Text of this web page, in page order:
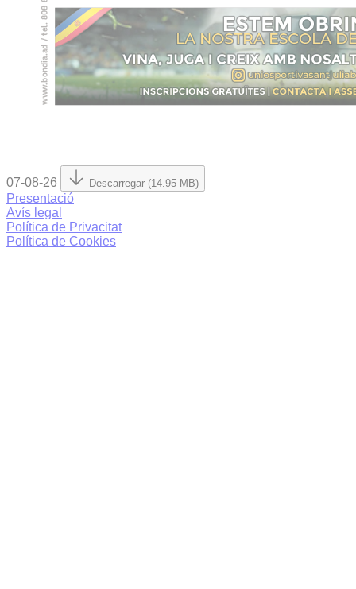
07-08-26 Descarregar (14.95 MB)
Presentació
Avís legal
Política de Privacitat
Política de Cookies